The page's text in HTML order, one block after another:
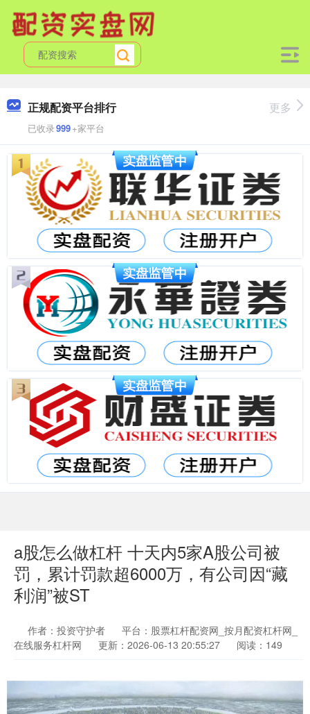
正规配资平台排行
已收录999+家平台
更多
a股怎么做杠杆 十天内5家A股公司被
罚，累计罚款超6000万，有公司因“藏
利润”被ST
作者：投资守护者
平台：股票杠杆配资网_按月配资杠杆网_
在线服务杠杆网
更新：2026-06-13 20:55:27 阅读：149